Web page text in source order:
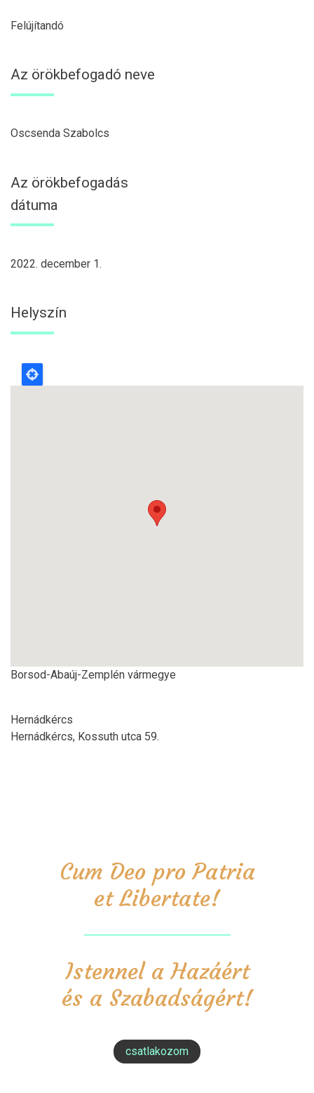
Felújítandó
Az örökbefogadó neve
Oscsenda Szabolcs
Az örökbefogadás
dátuma
2022. december 1.
Helyszín
Borsod-Abaúj-Zemplén vármegye
Hernádkércs
Hernádkércs, Kossuth utca 59.
Cum Deo pro Patria
et Libertate!
Istennel a Hazáért
és a Szabadságért!
csatlakozom